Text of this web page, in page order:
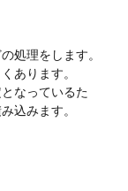
処理をします。
あります。
なっているた
込みます。